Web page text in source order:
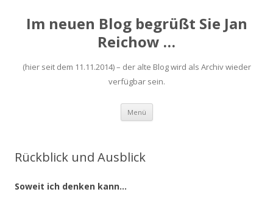
Im neuen Blog begrüßt Sie Jan
Reichow …
(hier seit dem 11.11.2014) – der alte Blog wird als Archiv wieder
verfügbar sein.
Menü Zum
springen
Rückblick und Ausblick
Soweit ich denken kann…